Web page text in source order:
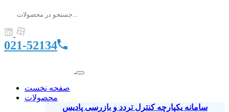
021-52134
صفحه نخست
محصولات
سامانه یکپارچه کنترل تردد و بازرسی پادیس